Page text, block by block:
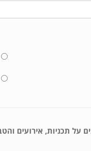
על תכניות, אירועים